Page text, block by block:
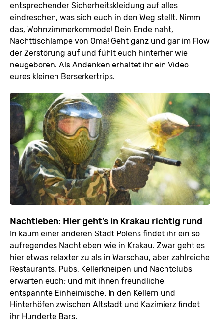
entsprechender Sicherheitskleidung auf alles
eindreschen, was sich euch in den Weg stellt. Nimm
das, Wohnzimmerkommode! Dein Ende naht,
Nachttischlampe von Oma! Geht ganz und gar im Flow
der Zerstörung auf und fühlt euch hinterher wie
neugeboren. Als Andenken erhaltet ihr ein Video
eures kleinen Berserkertrips.
Nachtleben: Hier geht’s in Krakau richtig rund
In kaum einer anderen Stadt Polens findet ihr ein so
aufregendes Nachtleben wie in Krakau. Zwar geht es
hier etwas relaxter zu als in Warschau, aber zahlreiche
Restaurants, Pubs, Kellerkneipen und Nachtclubs
erwarten euch; und mit ihnen freundliche,
entspannte Einheimische. In den Kellern und
Hinterhöfen zwischen Altstadt und Kazimierz findet
ihr Hunderte Bars.